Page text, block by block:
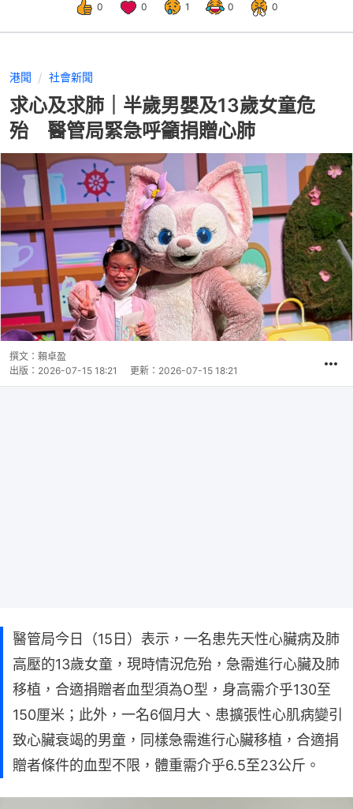
0 0 1 0 0
港聞 社會新聞
求心及求肺｜半歲男嬰及13歲女童危
殆 醫管局緊急呼籲捐贈心肺
撰文： 賴卓盈
出版： 2026-07-15 18:21 更新： 2026-07-15 18:21
醫管局今日（15日）表示，一名患先天性心臟病及肺
高壓的13歲女童，現時情況危殆，急需進行心臟及肺
移植，合適捐贈者血型須為O型，身高需介乎130至
150厘米；此外，一名6個月大、患擴張性心肌病變引
致心臟衰竭的男童，同樣急需進行心臟移植，合適捐
贈者條件的血型不限，體重需介乎6.5至23公斤。